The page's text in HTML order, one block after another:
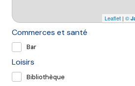
Leaflet | ©
Commerces et santé
Bar
Loisirs
Bibliothèque